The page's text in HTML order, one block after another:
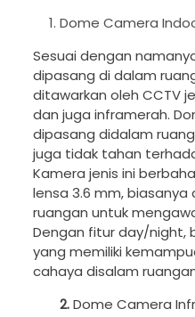
Dome Camera
Sesuai dengan
dipasang di dalam
ditawarkan oleh CCTV
dan juga inframerah.
dipasang didalam
juga tidak tahan
Kamera jenis ini
lensa 3.6 mm,
ruangan untuk
Dengan fitur day/night,
yang memiliki
cahaya disalam
2.Dome Camera